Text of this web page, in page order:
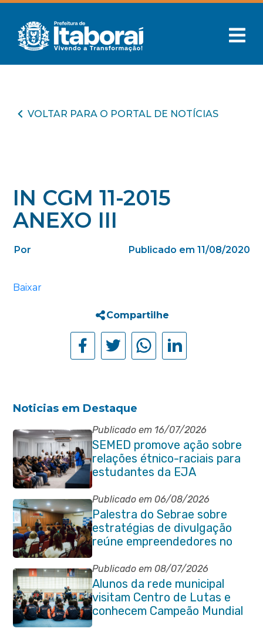
VOLTAR PARA O PORTAL DE NOTÍCIAS
IN CGM 11-2015
ANEXO III
Por Publicado em 11/08/2020
Baixar
Compartilhe
Noticias em Destaque
Publicado em 16/07/2026
SEMED promove ação sobre
relações étnico-raciais para
estudantes da EJA
Publicado em 06/08/2026
Palestra do Sebrae sobre
estratégias de divulgação
reúne empreendedores no
Centro de Itaboraí
Publicado em 08/07/2026
Alunos da rede municipal
visitam Centro de Lutas e
conhecem Campeão Mundial
de Taekwondo